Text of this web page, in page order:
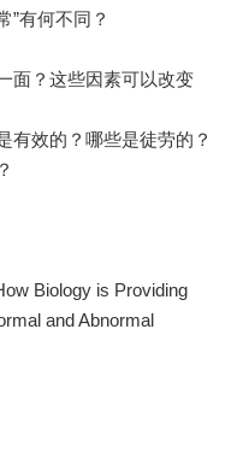
”有何不同？
面？这些因素可以改变
有效的？哪些是徒劳的？
Biology is Providing
and Abnormal